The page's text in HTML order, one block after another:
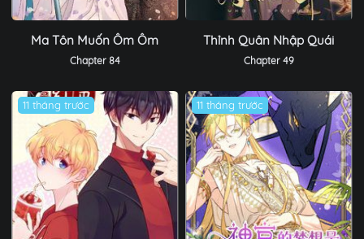
Ma Tôn Muốn Ôm Ôm
Chapter 84
Thỉnh Quân Nhập Quái
Chapter 49
11 tháng trước 11 tháng trước